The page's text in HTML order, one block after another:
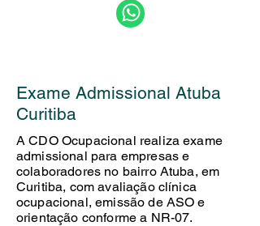
Exame Admissional Atuba
Curitiba
A CDO Ocupacional realiza exame
admissional para empresas e
colaboradores no bairro Atuba, em
Curitiba, com avaliação clínica
ocupacional, emissão de ASO e
orientação conforme a NR-07.